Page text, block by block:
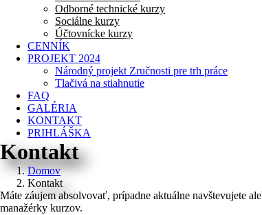
Odborné technické kurzy
Sociálne kurzy
Účtovnícke kurzy
CENNÍK
PROJEKT 2024
Národný projekt Zručnosti pre trh práce
Tlačivá na stiahnutie
FAQ
GALÉRIA
KONTAKT
PRIHLÁŠKA
Kontakt
Domov
Kontakt
Máte záujem absolvovať, prípadne aktuálne navštevujete
manažérky kurzov.